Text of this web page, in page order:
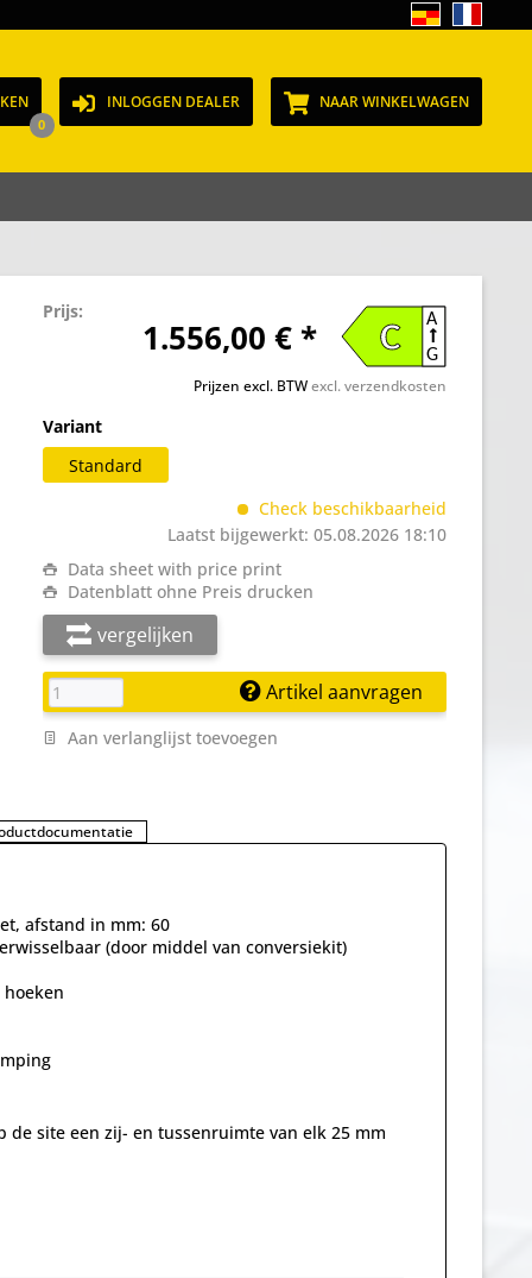
0
INLOGGEN DEALER NAAR WINKELWAGEN
Prijs:
1.556,00 € *
A
G
C
Prijzen excl. BTWexcl. verzendkosten
Variant
Standard
Check beschikbaarheid
Laatst bijgewerkt: 05.08.2026 18:10
Data sheet with price print
Datenblatt ohne Preis drucken
vergelijken
Artikel aanvragen
Aan verlanglijst toevoegen
afstand in mm: 60
(door middel van conversiekit)
site een zij- en tussenruimte van elk 25 mm